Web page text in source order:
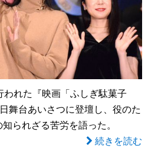
れた『映画「ふしぎ駄菓子
舞台あいさつに登壇し、役のた
られざる苦労を語った。
続きを読む